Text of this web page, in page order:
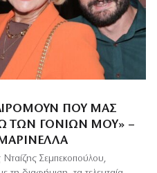
ΠΟΥ ΜΑΣ
ΤΩΝ ΓΟΝΙΏΝ ΜΟΥ» –
Σεμπεκοπούλου,